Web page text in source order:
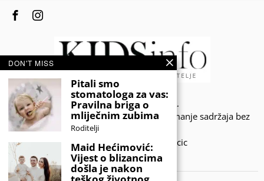
© 2020 - KIDSINFO.BA.
Sva prava zadržana. Zabranjeno preuzimanje sadržaja bez
dozvole izdavača.
Developed by Amar SIjercic
IZAŠAO JE NOVI MAGAZIN!
DON'T MISS
Pitali smo
stomatologa za vas:
Pravilna briga o
mliječnim zubima
Roditelji
Maid Hećimović:
Vijest o blizancima
došla je nakon